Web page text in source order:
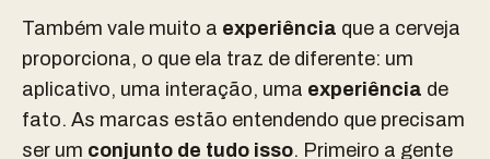
Também vale muito a experiência que a cerveja
proporciona, o que ela traz de diferente: um
aplicativo, uma interação, uma experiência de
fato. As marcas estão entendendo que precisam
ser um conjunto de tudo isso. Primeiro a gente